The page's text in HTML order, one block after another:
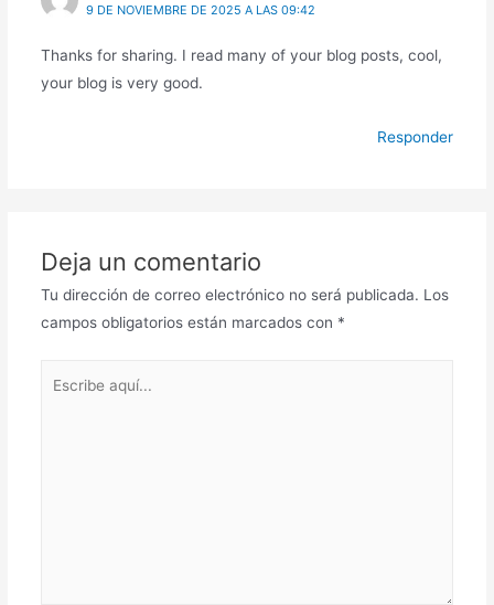
9 DE NOVIEMBRE DE 2025 A LAS 09:42
Thanks for sharing. I read many of your blog posts, cool,
your blog is very good.
Responder
Deja un comentario
Tu dirección de correo electrónico no será publicada. Los
campos obligatorios están marcados con *